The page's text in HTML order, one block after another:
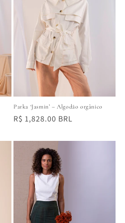
Parka ‘Jasmin’ – Algodão orgânico
Preço
R$ 1,828.00 BRL